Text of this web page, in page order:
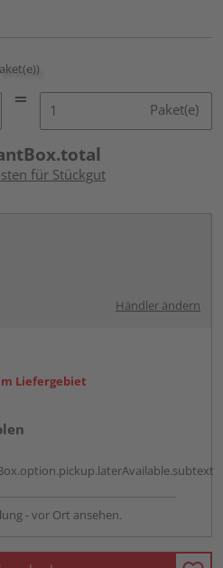
Paket(e)
für Stückgut
Händler ändern
Liefergebiet
- vor Ort ansehen.